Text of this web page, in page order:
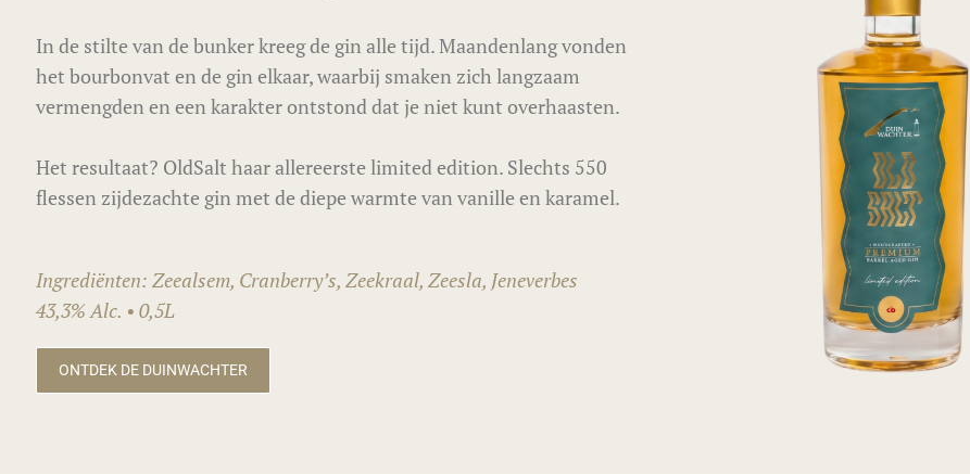
In de stilte van de bunker kreeg de gin alle tijd. Maandenlang vonden
het bourbonvat en de gin elkaar, waarbij smaken zich langzaam
vermengden en een karakter ontstond dat je niet kunt overhaasten.
Het resultaat? OldSalt haar allereerste limited edition. Slechts 550
flessen zijdezachte gin met de diepe warmte van vanille en karamel.
Ingrediënten: Zeealsem, Cranberry’s, Zeekraal, Zeesla, Jeneverbes
43,3% Alc. • 0,5L
ONTDEK DE DUINWACHTER